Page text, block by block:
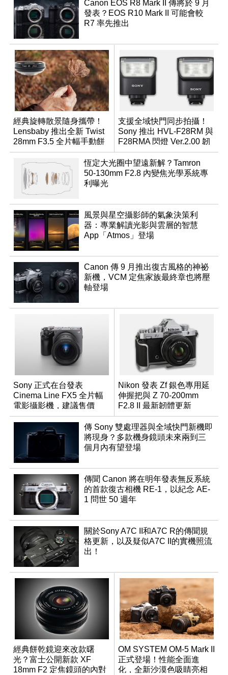
Canon EOS R8 Mark II 傳將於 9 月
發表？EOS R10 Mark II 可能會較
R7 率先推出
經典旋轉散景隨身攜帶！
Lensbaby 推出全新 Twist
28mm F3.5 全片幅手動餅
乾鏡
支援全域快門同步拍攝！
Sony 推出 HVL-F28RM 與
F28RMA 閃燈 Ver.2.00 韌
體
恆定大光圈中望遠新解？Tamron
50-130mm F2.8 內變焦光學系統專
利曝光
風景與星空攝影師的氣象決策利
器：專業解讀光影與雲層的智慧
App「Atmos」登場
Canon 傳 9 月推出復古風格的神祕
新機，VCM 定焦家族最終章也將壓
軸登場
Sony 正式在台發表
Cinema Line FX5 全片幅
電影攝影機，建議售價
NT$144,980
Nikon 發表 Zf 銀色專用延
伸握把與 Z 70-200mm
F2.8 II 最新韌體更新
傳 Sony 雙處理器與全域快門新機即
將現身？多款機身鏡頭未來兩到三
個月內有望登場
傳聞 Canon 將在明年發表無反系統
的首款復古相機 RE-1，以紀念 AE-
1 問世 50 週年
關於Sony A7C II和A7C R的傳聞規
格更新，以及疑似A7C II的實機照流
出！
經典餅乾鏡迎來改款曙
光？富士公開新款 XF
18mm F2 定焦鏡頭的內對
OM SYSTEM OM-5 Mark II
正式登場！性能全面進
化，全新沙漠色吸睛亮相